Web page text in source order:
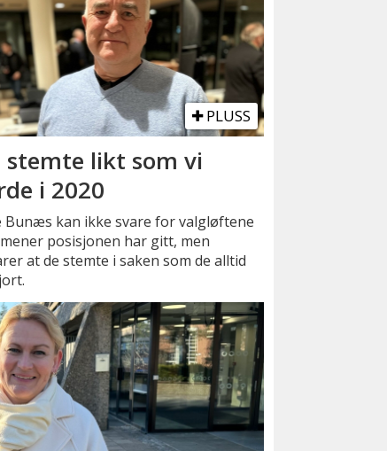
PLUSS
stemte likt som vi
i 2020
Bunæs kan ikke svare for valgløftene
posisjonen har gitt, men
at de stemte i saken som de alltid